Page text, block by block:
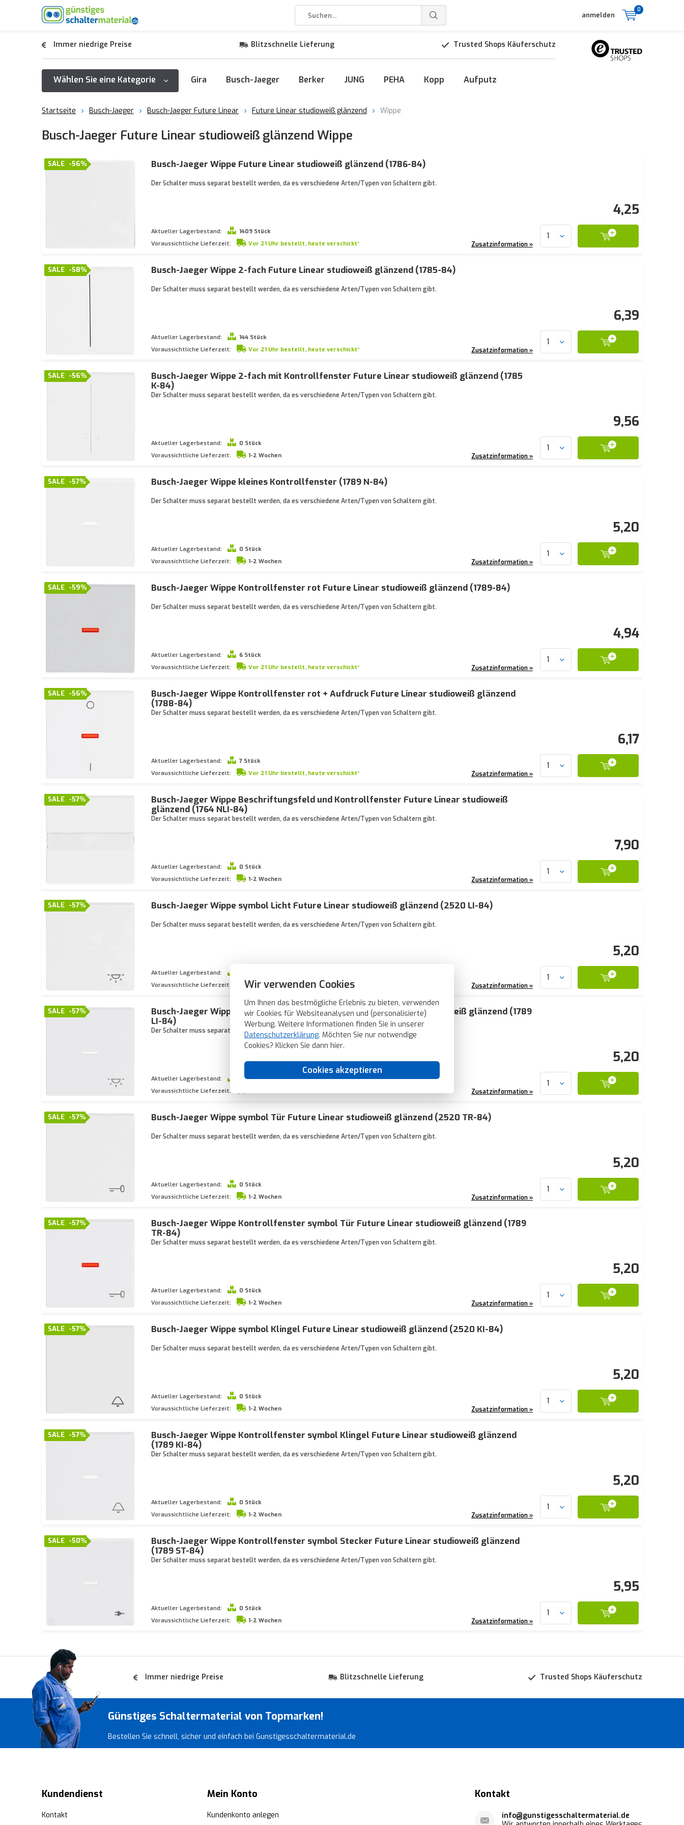
Wir verwenden Cookies
Um Ihnen das bestmögliche Erlebnis zu bieten, verwenden
wir Cookies für Websiteanalysen und (personalisierte)
Werbung. Weitere Informationen finden Sie in unserer
Datenschutzerklärung. Möchten Sie nur notwendige
Cookies? Klicken Sie dann hier.
Cookies akzeptieren
anmelden
0
Immer niedrige Preise Blitzschnelle Lieferung Trusted Shops Käuferschutz
Wählen Sie eine Kategorie Gira Busch-Jaeger Berker JUNG PEHA Kopp Aufputz
Startseite Busch-Jaeger Busch-Jaeger Future Linear Future Linear studioweiß glänzend Wippe
Busch-Jaeger Future Linear studioweiß glänzend Wippe
-56%
SALE Busch-Jaeger Wippe Future Linear studioweiß glänzend (1786-84)
Der Schalter muss separat bestellt werden, da es verschiedene Arten/Typen von Schaltern gibt.
Aktueller Lagerbestand:
1409 Stück
Voraussichtliche Lieferzeit:
Vor 21 Uhr bestellt, heute verschickt*
4,25
Zusatzinformation »
-58%
SALE Busch-Jaeger Wippe 2-fach Future Linear studioweiß glänzend (1785-84)
Der Schalter muss separat bestellt werden, da es verschiedene Arten/Typen von Schaltern gibt.
Aktueller Lagerbestand:
144 Stück
Voraussichtliche Lieferzeit:
Vor 21 Uhr bestellt, heute verschickt*
6,39
Zusatzinformation »
-56%
SALE
Busch-Jaeger Wippe 2-fach mit Kontrollfenster Future Linear studioweiß glänzend (1785
K-84)
Der Schalter muss separat bestellt werden, da es verschiedene Arten/Typen von Schaltern gibt.
Aktueller Lagerbestand:
0 Stück
Voraussichtliche Lieferzeit:
1-2 Wochen
9,56
Zusatzinformation »
-57%
SALE Busch-Jaeger Wippe kleines Kontrollfenster (1789 N-84)
Der Schalter muss separat bestellt werden, da es verschiedene Arten/Typen von Schaltern gibt.
Aktueller Lagerbestand:
0 Stück
Voraussichtliche Lieferzeit:
1-2 Wochen
5,20
Zusatzinformation »
-59%
SALE Busch-Jaeger Wippe Kontrollfenster rot Future Linear studioweiß glänzend (1789-84)
Der Schalter muss separat bestellt werden, da es verschiedene Arten/Typen von Schaltern gibt.
Aktueller Lagerbestand:
6 Stück
Voraussichtliche Lieferzeit:
Vor 21 Uhr bestellt, heute verschickt*
4,94
Zusatzinformation »
-56%
SALE
Busch-Jaeger Wippe Kontrollfenster rot + Aufdruck Future Linear studioweiß glänzend
(1788-84)
Der Schalter muss separat bestellt werden, da es verschiedene Arten/Typen von Schaltern gibt.
Aktueller Lagerbestand:
7 Stück
Voraussichtliche Lieferzeit:
Vor 21 Uhr bestellt, heute verschickt*
6,17
Zusatzinformation »
-57%
SALE
Busch-Jaeger Wippe Beschriftungsfeld und Kontrollfenster Future Linear studioweiß
glänzend (1764 NLI-84)
Der Schalter muss separat bestellt werden, da es verschiedene Arten/Typen von Schaltern gibt.
Aktueller Lagerbestand:
0 Stück
Voraussichtliche Lieferzeit:
1-2 Wochen
7,90
Zusatzinformation »
-57%
SALE Busch-Jaeger Wippe symbol Licht Future Linear studioweiß glänzend (2520 LI-84)
Der Schalter muss separat bestellt werden, da es verschiedene Arten/Typen von Schaltern gibt.
Aktueller Lagerbestand:
Voraussichtliche Lieferzeit:
1-2 Wochen
5,20
Zusatzinformation »
-57%
SALE
Busch-Jaeger Wippe Kontrollfenster symbol Licht Future Linear studioweiß glänzend (1789
LI-84)
Der Schalter muss separat bestellt werden, da es verschiedene Arten/Typen von Schaltern gibt.
Aktueller Lagerbestand:
0 Stück
Voraussichtliche Lieferzeit:
5,20
Zusatzinformation »
-57%
SALE Busch-Jaeger Wippe symbol Tür Future Linear studioweiß glänzend (2520 TR-84)
Der Schalter muss separat bestellt werden, da es verschiedene Arten/Typen von Schaltern gibt.
Aktueller Lagerbestand:
0 Stück
Voraussichtliche Lieferzeit:
1-2 Wochen
5,20
Zusatzinformation »
-57%
SALE
Busch-Jaeger Wippe Kontrollfenster symbol Tür Future Linear studioweiß glänzend (1789
TR-84)
Der Schalter muss separat bestellt werden, da es verschiedene Arten/Typen von Schaltern gibt.
Aktueller Lagerbestand:
0 Stück
Voraussichtliche Lieferzeit:
1-2 Wochen
5,20
Zusatzinformation »
-57%
SALE Busch-Jaeger Wippe symbol Klingel Future Linear studioweiß glänzend (2520 KI-84)
Der Schalter muss separat bestellt werden, da es verschiedene Arten/Typen von Schaltern gibt.
Aktueller Lagerbestand:
0 Stück
Voraussichtliche Lieferzeit:
1-2 Wochen
5,20
Zusatzinformation »
-57%
SALE
Busch-Jaeger Wippe Kontrollfenster symbol Klingel Future Linear studioweiß glänzend
(1789 KI-84)
Der Schalter muss separat bestellt werden, da es verschiedene Arten/Typen von Schaltern gibt.
Aktueller Lagerbestand:
0 Stück
Voraussichtliche Lieferzeit:
1-2 Wochen
5,20
Zusatzinformation »
-50%
SALE
Busch-Jaeger Wippe Kontrollfenster symbol Stecker Future Linear studioweiß glänzend
(1789 ST-84)
Der Schalter muss separat bestellt werden, da es verschiedene Arten/Typen von Schaltern gibt.
Aktueller Lagerbestand:
0 Stück
Voraussichtliche Lieferzeit:
1-2 Wochen
5,95
Zusatzinformation »
Immer niedrige Preise Blitzschnelle Lieferung Trusted Shops Käuferschutz
Günstiges Schaltermaterial von Topmarken!
Bestellen Sie schnell, sicher und einfach bei Gunstigesschaltermaterial.de
Kundendienst
Kontakt
Mein Konto
Kundenkonto anlegen
Kontakt
info@gunstigesschaltermaterial.de